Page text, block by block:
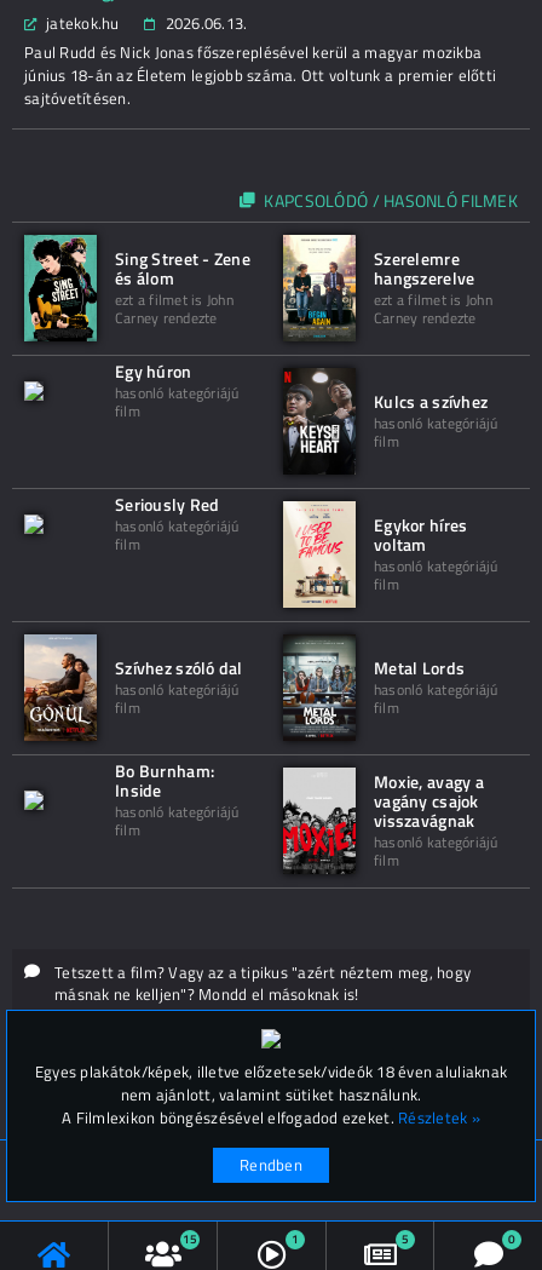
jatekok.hu
2026.06.13.
Paul Rudd és Nick Jonas főszereplésével kerül a magyar mozikba
június 18-án az Életem legjobb száma. Ott voltunk a premier előtti
sajtóvetítésen.
KAPCSOLÓDÓ / HASONLÓ FILMEK
Sing Street - Zene
és álom
ezt a filmet is John
Carney rendezte
Szerelemre
hangszerelve
ezt a filmet is John
Carney rendezte
Egy húron
hasonló kategóriájú
film Kulcs a szívhez
hasonló kategóriájú
film
Seriously Red
hasonló kategóriájú
film
Egykor híres
voltam
hasonló kategóriájú
film
Szívhez szóló dal
hasonló kategóriájú
film
Metal Lords
hasonló kategóriájú
film
Bo Burnham:
Inside
hasonló kategóriájú
film
Moxie, avagy a
vagány csajok
visszavágnak
hasonló kategóriájú
film
Tetszett a film? Vagy az a tipikus "azért néztem meg, hogy
másnak ne kelljen"? Mondd el másoknak is!
Hozzászólások (
15 1 5 0
© Filmlexikon 2019-2026
Kapcsolat, impresszum
Egyes plakátok/képek, illetve előzetesek/videók 18 éven aluliaknak
nem ajánlott, valamint sütiket használunk.
A Filmlexikon böngészésével elfogadod ezeket. Részletek »
Rendben